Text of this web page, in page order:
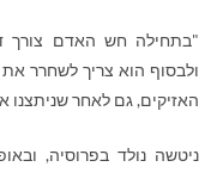
"בתחילה חש האדם צורך
ולבסוף הוא צריך לשחרר
האזיקים, גם לאחר
ניטשה נולד בפרוסיה,